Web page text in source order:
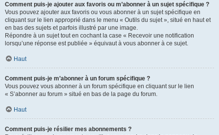
Comment puis-je ajouter aux favoris ou m’abonner à un sujet spécifique ?
Vous pouvez ajouter aux favoris ou vous abonner à un sujet spécifique en
cliquant sur le lien approprié dans le menu « Outils du sujet », situé en haut et
en bas des sujets et parfois illustré par une image.
Répondre à un sujet tout en cochant la case « Recevoir une notification
lorsqu’une réponse est publiée » équivaut à vous abonner à ce sujet.
Haut
Comment puis-je m’abonner à un forum spécifique ?
Vous pouvez vous abonner à un forum spécifique en cliquant sur le lien
« S’abonner au forum » situé en bas de la page du forum.
Haut
Comment puis-je résilier mes abonnements ?